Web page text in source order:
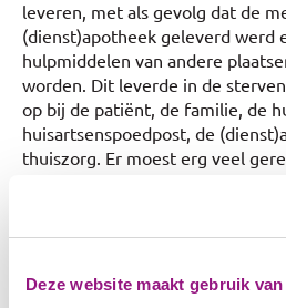
Deze website maakt gebruik
leveren, met als gevolg dat de
(dienst)apotheek geleverd werd
hulpmiddelen van andere
worden. Dit leverde in de
op bij de patiënt, de familie, de
huisartsenspoedpost, de
thuiszorg. Er moest erg veel
samengestelde kit is dit nu
laatste moment gebeld om de